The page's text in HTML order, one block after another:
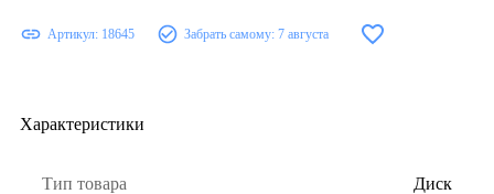
Артикул: 18645 Забрать самому: 7 августа
Характеристики
Тип товара Диск